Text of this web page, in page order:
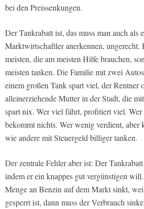
bei den Preissenkungen.
Der Tankrabatt ist, das muss man auch als
Marktwirtschaftler anerkennen,
meisten, die am meisten Hilfe brauchen,
meisten tanken. Die Familie mit zwei
einem großen Tank spart viel, der Rentner
alleinerziehende Mutter in der Stadt, die
spart nix. Wer viel fährt, profitiert viel. Wer
bekommt nichts. Wer wenig verdient, aber
wie andere mit Steuergeld billiger tanken.
Der zentrale Fehler aber ist: Der
indem er ein knappes gut vergünstigen
Menge an Benzin auf dem Markt sinkt,
gesperrt ist, dann muss der Verbrauch